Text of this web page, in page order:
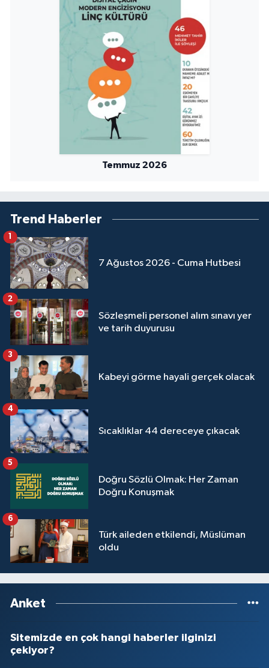
Temmuz 2026
Trend Haberler
7 Ağustos 2026 - Cuma Hutbesi
1
Sözleşmeli personel alım sınavı yer
ve tarih duyurusu
2
Kabeyi görme hayali gerçek olacak
3
Sıcaklıklar 44 dereceye çıkacak
4
Doğru Sözlü Olmak: Her Zaman
Doğru Konuşmak
5
Türk aileden etkilendi, Müslüman
oldu
6
Anket
Sitemizde en çok hangi haberler ilginizi
çekiyor?